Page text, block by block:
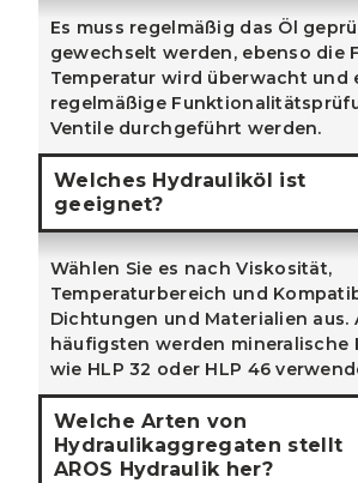
Es muss regelmäßig das Öl
gewechselt werden, ebenso die
Temperatur wird überwacht und
regelmäßige
Ventile durchgeführt werden.
Welches Hydrauliköl ist
geeignet?
Wählen Sie es nach Viskosität,
Temperaturbereich und
Dichtungen und Materialien aus.
häufigsten werden mineralische
wie HLP 32 oder HLP 46
Welche Arten von
Hydraulikaggregaten stellt
AROS Hydraulik her?